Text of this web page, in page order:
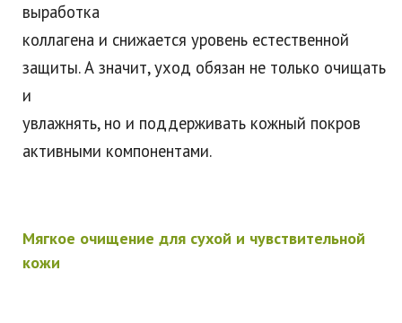
выработка
коллагена и снижается уровень естественной
защиты. А значит, уход обязан не только очищать
и
увлажнять, но и поддерживать кожный покров
активными компонентами.
Мягкое очищение для сухой и чувствительной
кожи